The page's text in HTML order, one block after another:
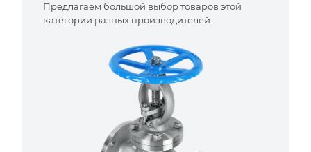
Предлагаем большой выбор товаров этой
категории разных производителей.